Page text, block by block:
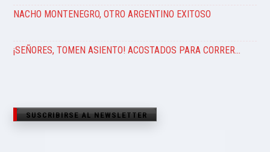
NACHO MONTENEGRO, OTRO ARGENTINO EXITOSO
¡SEÑORES, TOMEN ASIENTO! ACOSTADOS PARA CORRER…
SUSCRIBIRSE AL NEWSLETTER